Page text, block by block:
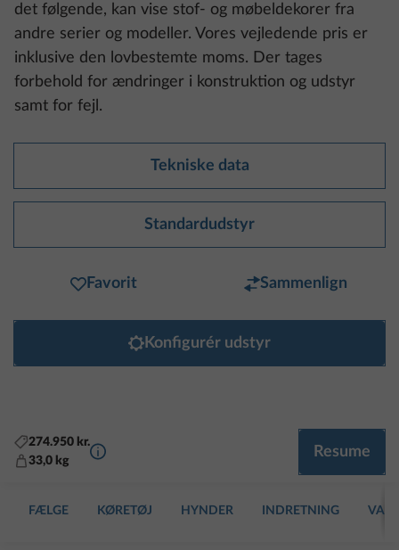
det følgende, kan vise stof- og møbeldekorer fra
andre serier og modeller. Vores vejledende pris er
inklusive den lovbestemte moms. Der tages
forbehold for ændringer i konstruktion og udstyr
samt for fejl.
Tekniske data
Standardudstyr
Favorit Sammenlign
Konfigurér udstyr
274.950 kr.
33,0 kg
Yderligere information Resume
FÆLGE KØRETØJ HYNDER INDRETNING